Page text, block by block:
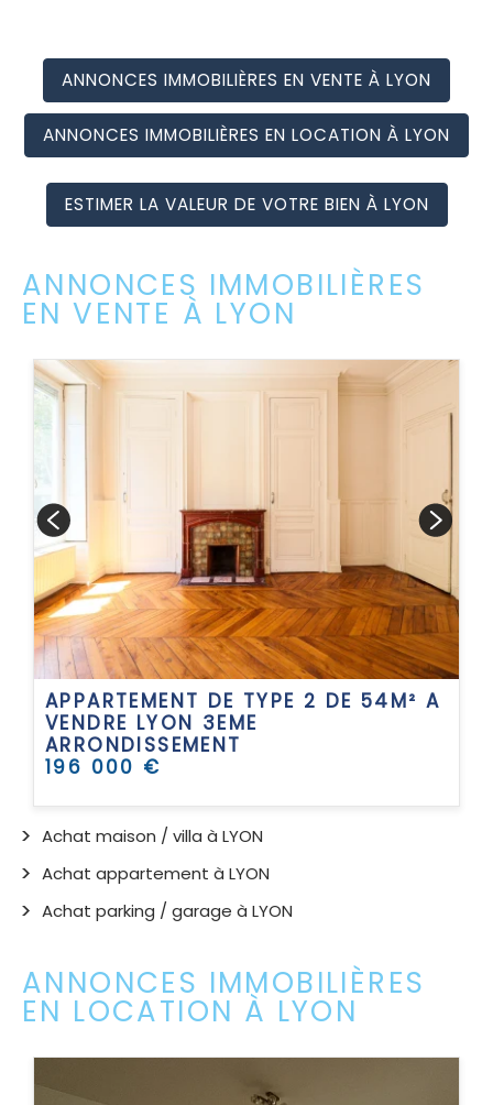
ANNONCES IMMOBILIÈRES EN VENTE À LYON
ANNONCES IMMOBILIÈRES EN LOCATION À LYON
ESTIMER LA VALEUR DE VOTRE BIEN À LYON
ANNONCES IMMOBILIÈRES
EN VENTE À LYON
APPARTEMENT DE TYPE 2 DE 54M² A
VENDRE LYON 3EME
ARRONDISSEMENT
196 000 €
Achat maison / villa à LYON
Achat appartement à LYON
Achat parking / garage à LYON
ANNONCES IMMOBILIÈRES
EN LOCATION À LYON